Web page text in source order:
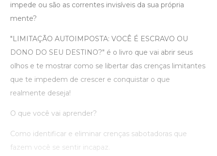
impede ou são as correntes invisíveis da sua própria
mente?
"LIMITAÇÃO AUTOIMPOSTA: VOCÊ É ESCRAVO OU
DONO DO SEU DESTINO?" é o livro que vai abrir seus
olhos e te mostrar como se libertar das crenças limitantes
que te impedem de crescer e conquistar o que
realmente deseja!
O que você vai aprender?
Como identificar e eliminar crenças sabotadoras que
fazem você se sentir incapaz.